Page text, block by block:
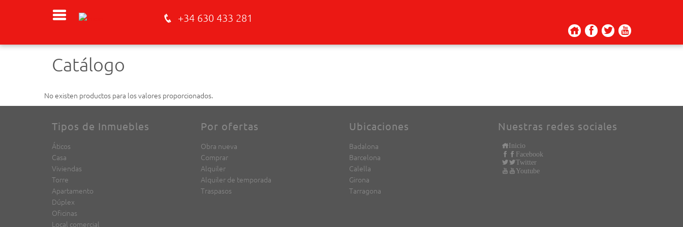
+34 630 433 281
Catálogo
No existen productos para los valores proporcionados.
Tipos de Inmuebles
Áticos
Casa
Viviendas
Torre
Apartamento
Dúplex
Oficinas
Local comercial
Por ofertas
Obra nueva
Comprar
Alquiler
Alquiler de temporada
Traspasos
Ubicaciones
Badalona
Barcelona
Calella
Girona
Tarragona
Nuestras redes sociales
Inicio
Facebook
Twitter
Youtube